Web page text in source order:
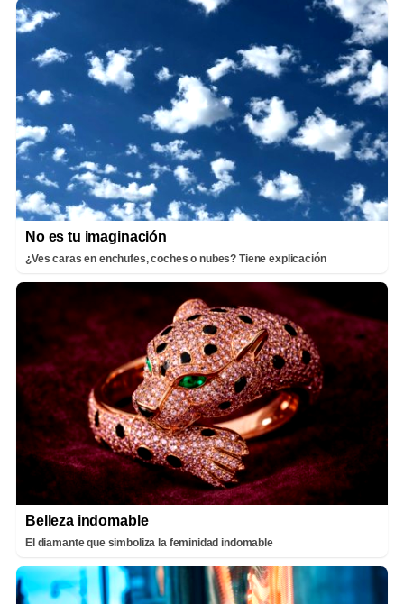
No es tu imaginación
¿Ves caras en enchufes, coches o nubes? Tiene explicación
Belleza indomable
El diamante que simboliza la feminidad indomable